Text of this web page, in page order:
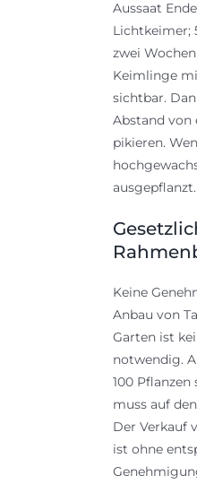
Aussaat
Lichtkeimer;
zwei
Keimlinge
sichtbar.
Abstand von
pikieren.
ausgepflanzt.
Keine
Anbau von
Garten ist
notwendig.
100 Pflanzen
muss auf
Der Verkauf
ist ohne